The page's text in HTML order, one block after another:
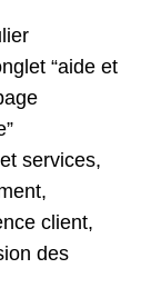
“aide et
services,
client,
des